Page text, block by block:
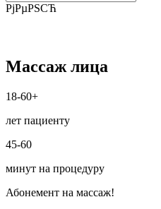
РјРµРЅСЋ
Массаж лица
18-60+
лет пациенту
45-60
минут на процедуру
Абонемент на массаж!